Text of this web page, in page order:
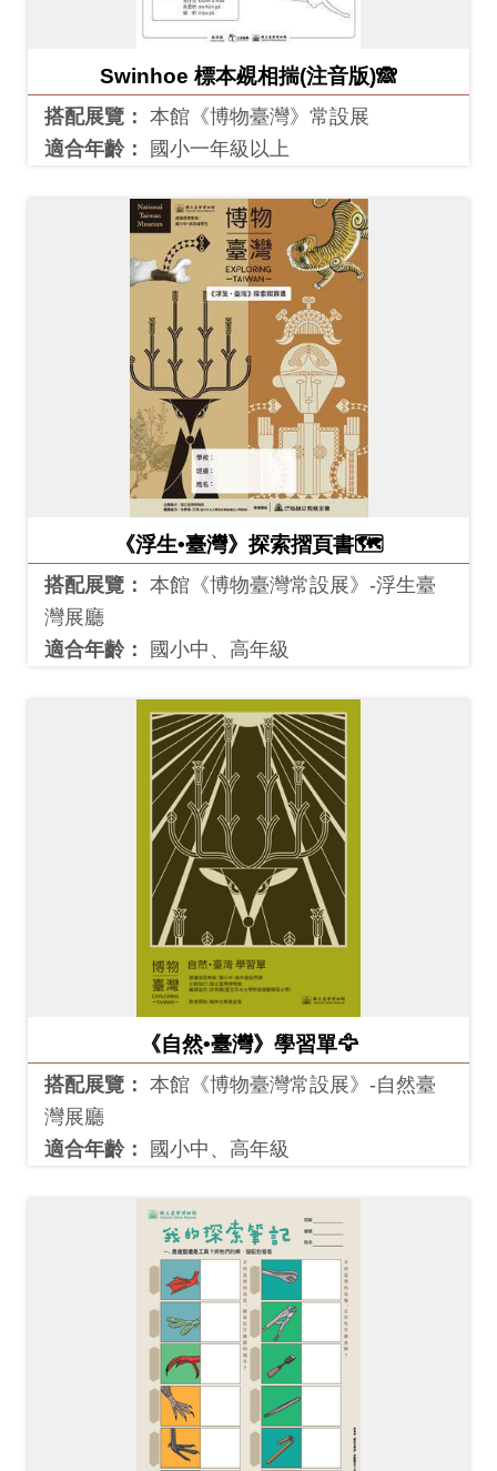
esi
Tiế
ng
Việ
t
Swinhoe 標本覕相揣(注音版)🙈
搭配展覽： 本館《博物臺灣》常設展
適合年齡：
國小一年級以上
《浮生•臺灣》探索摺頁書🗺️
搭配展覽： 本館《博物臺灣常設展》-浮生臺
灣展廳
適合年齡：
國小中、高年級
《自然•臺灣》學習單🦅
搭配展覽： 本館《博物臺灣常設展》-自然臺
灣展廳
適合年齡：
國小中、高年級